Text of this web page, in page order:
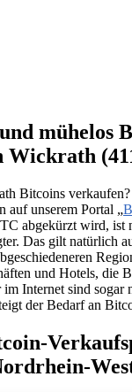
mühelos
Wickrath
Bitcoins
auf unserem Portal „
abgekürzt wird, ist
Das gilt natürlich
und Hotels, die
Internet sind sogar
der Bedarf an